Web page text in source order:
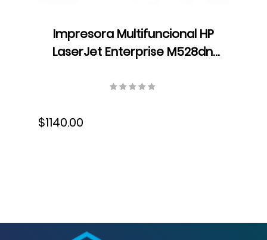
Impresora Multifuncional HP
LaserJet Enterprise M528dn,
Ethernet, Fax, 1PV64A#BGJ
$1140.00